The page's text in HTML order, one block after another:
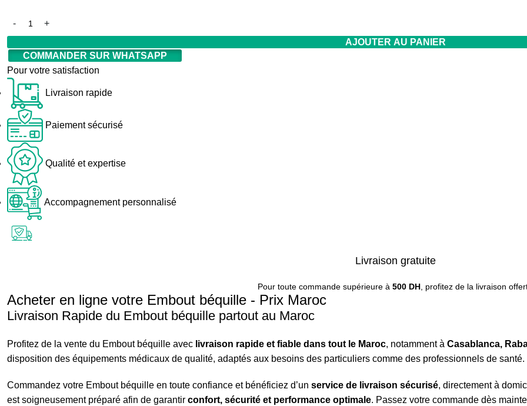
AJOUTER AU PANIER
COMMANDER SUR WHATSAPP
Pour votre satisfaction
Livraison rapide
Paiement sécurisé
Qualité et expertise
Accompagnement personnalisé
Livraison gratuite
Pour toute commande supérieure à 500 DH, profitez de la livraison
Acheter en ligne votre Embout béquille - Prix Maroc
Livraison Rapide du Embout béquille partout au Maroc
Profitez de la vente du Embout béquille avec livraison rapide et fiable dans tout le Maroc, notamment à Casablanca,
disposition des équipements médicaux de qualité, adaptés aux besoins des particuliers comme des professionnels de santé.
Commandez votre Embout béquille en toute confiance et bénéficiez d’un service de livraison sécurisé, directement à
est soigneusement préparé afin de garantir confort, sécurité et performance optimale. Passez votre commande dès